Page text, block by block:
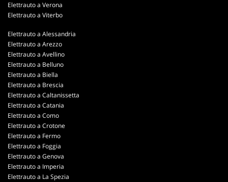
Elettrauto a Verona
Elettrauto a Viterbo
Elettrauto a Alessandria
Elettrauto a Arezzo
Elettrauto a Avellino
Elettrauto a Belluno
Elettrauto a Biella
Elettrauto a Brescia
Elettrauto a Caltanissetta
Elettrauto a Catania
Elettrauto a Como
Elettrauto a Crotone
Elettrauto a Fermo
Elettrauto a Foggia
Elettrauto a Genova
Elettrauto a Imperia
Elettrauto a La Spezia